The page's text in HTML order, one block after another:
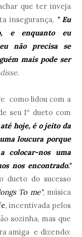
que ter inveja
insegurança, " Eu
e enquanto eu
não precisa se
mais pode ser
disse.
como lidou com a
seu 1º dueto com
hoje, é o jeito da
loucura porque
colocar-nos uma
nos encontrado."
dueto do sucesso
To me", música
, incentivada pelos
sozinha, mas que
amiga e dizendo: